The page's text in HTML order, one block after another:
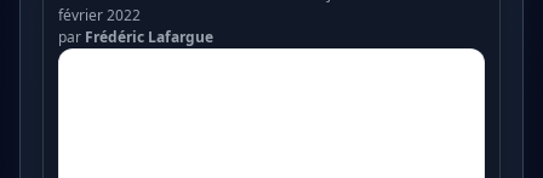
février 2022
par Frédéric Lafargue